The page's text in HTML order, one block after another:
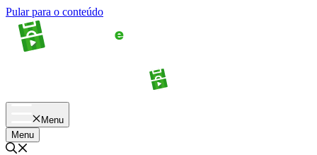
Pular para o conteúdo
Menu
Menu